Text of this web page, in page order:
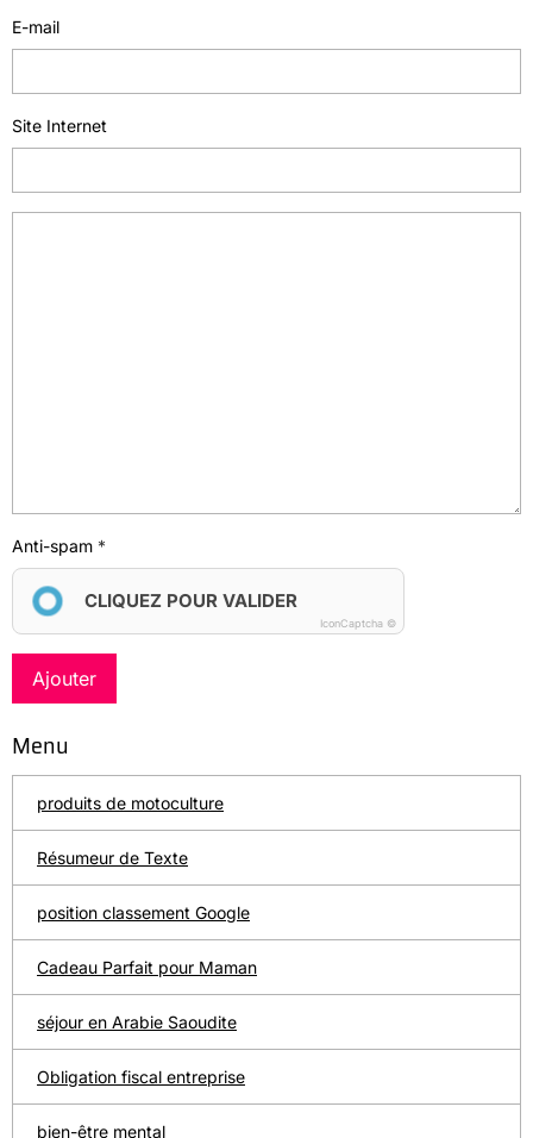
E-mail
Site Internet
Anti-spam
CLIQUEZ POUR VALIDER
IconCaptcha ©
Ajouter
Menu
produits de motoculture
Résumeur de Texte
position classement Google
Cadeau Parfait pour Maman
séjour en Arabie Saoudite
Obligation fiscal entreprise
bien-être mental